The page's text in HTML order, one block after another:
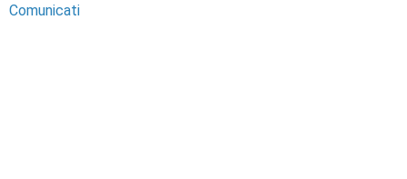
Comunicati